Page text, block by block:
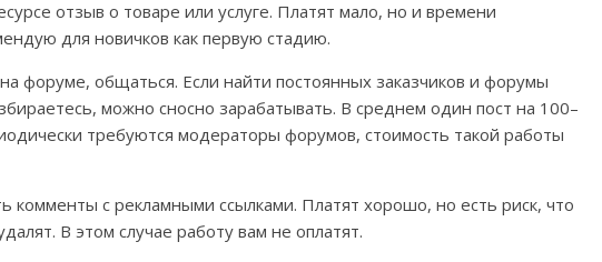
отзыв о товаре или услуге. Платят мало, но и времени
для новичков как первую стадию.
форуме, общаться. Если найти постоянных заказчиков и форумы
можно сносно зарабатывать. В среднем один пост на 100–
требуются модераторы форумов, стоимость такой работы
комменты с рекламными ссылками. Платят хорошо, но есть риск, что
В этом случае работу вам не оплатят.